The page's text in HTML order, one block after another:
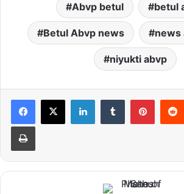
Abvp betul betul
Betul Abvp news news
niyukti abvp